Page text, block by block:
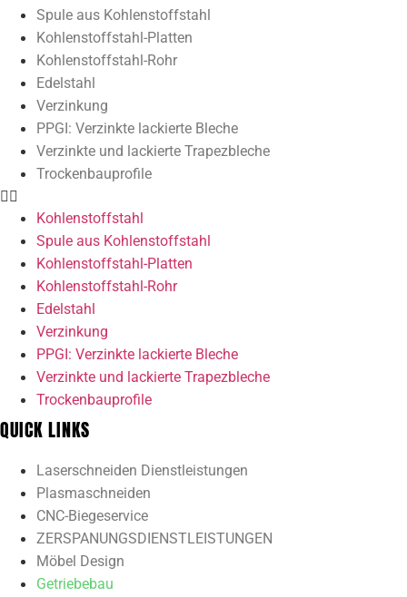
Spule aus Kohlenstoffstahl
Kohlenstoffstahl-Platten
Kohlenstoffstahl-Rohr
Edelstahl
Verzinkung
PPGI: Verzinkte lackierte Bleche
Verzinkte und lackierte Trapezbleche
Trockenbauprofile
Kohlenstoffstahl
Spule aus Kohlenstoffstahl
Kohlenstoffstahl-Platten
Kohlenstoffstahl-Rohr
Edelstahl
Verzinkung
PPGI: Verzinkte lackierte Bleche
Verzinkte und lackierte Trapezbleche
Trockenbauprofile
QUICK LINKS
Laserschneiden Dienstleistungen
Plasmaschneiden
CNC-Biegeservice
ZERSPANUNGSDIENSTLEISTUNGEN
Möbel Design
Getriebebau